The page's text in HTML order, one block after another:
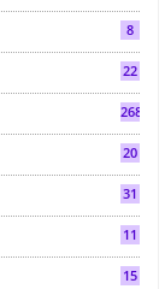
8
22
268
20
31
11
15